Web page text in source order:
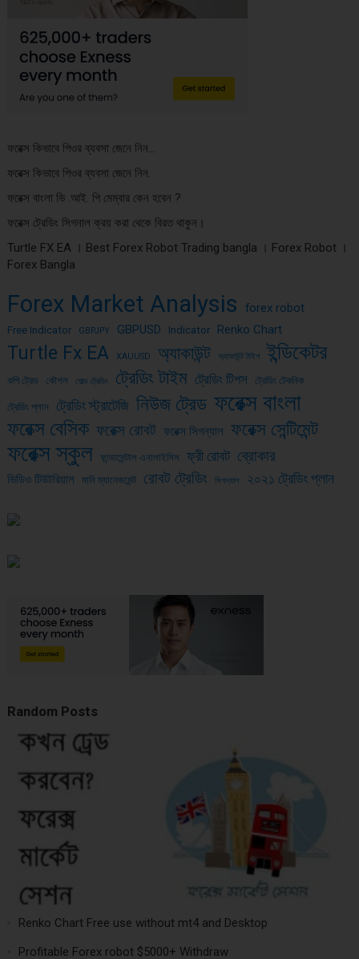
ফরেক্স কিভাবে পিওর ব্যবসা জেনে নিন…
ফরেক্স কিভাবে পিওর ব্যবসা জেনে নিন.
ফরেক্স বাংলা ভি .আই. পি মেম্বার কেন হবেন ?
ফরেক্স ট্রেডিং সিগনাল ক্রয় করা থেকে বিরত থাকুন।
Turtle FX EA । Best Forex Robot Trading bangla । Forex Robot ।
Forex Bangla
Forex Market Analysis forex robot
Free Indicator GBPJPY GBPUSD Indicator Renko Chart
Turtle Fx EA XAUUSD অ্যাকাউন্ট অ্যাকাউন্ট টাইপ ইন্ডিকেটর
কপি ট্রেড কৌশল গোল্ড ট্রেডিং ট্রেডিং টাইম ট্রেডিং টিপস ট্রেডিং টেকনিক
ট্রেডিং প্লান ট্রেডিং স্ট্রাটেজি নিউজ ট্রেড ফরেক্স বাংলা
ফরেক্স বেসিক ফরেক্স রোবট ফরেক্স সিগন্যাল ফরেক্স সেন্টিমেন্ট
ফরেক্স স্কুল ফান্ডামেন্টাল এনালাইসিস ফ্রী রোবট ব্রোকার
ভিডিও টিউটরিয়াল মানি ম্যানেজমেন্ট রোবট ট্রেডিং সিগন্যাল ২০২১ ট্রেডিং প্লান
Random Posts
Renko Chart Free use without mt4 and Desktop
Profitable Forex robot $5000+ Withdraw